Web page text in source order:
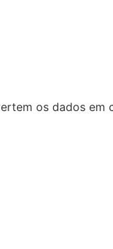
os dados em